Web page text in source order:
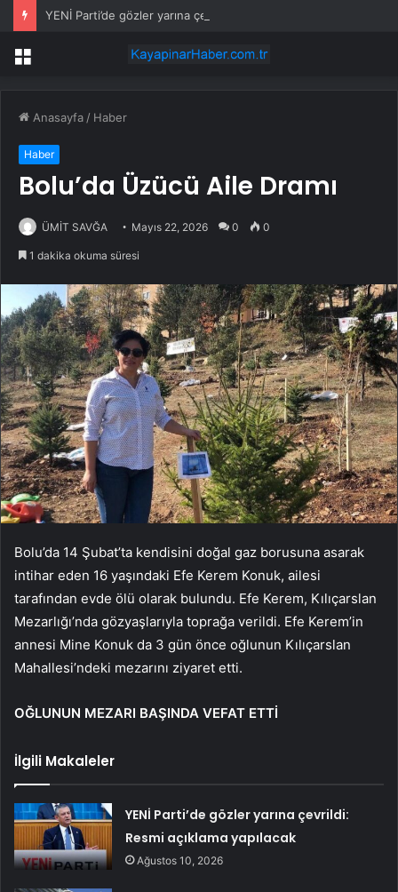
Menü
Anasayfa / Haber
Haber
Bolu’da Üzücü Aile Dramı
ÜMİT SAVĞA Mayıs 22, 2026 0 0
1 dakika okuma süresi
Bolu’da 14 Şubat’ta kendisini doğal gaz borusuna asarak
intihar eden 16 yaşındaki Efe Kerem Konuk, ailesi
tarafından evde ölü olarak bulundu. Efe Kerem, Kılıçarslan
Mezarlığı’nda gözyaşlarıyla toprağa verildi. Efe Kerem’in
annesi Mine Konuk da 3 gün önce oğlunun Kılıçarslan
Mahallesi’ndeki mezarını ziyaret etti.
OĞLUNUN MEZARI BAŞINDA VEFAT ETTİ
İlgili Makaleler
YENİ Parti’de gözler yarına çevrildi:
Resmi açıklama yapılacak
Ağustos 10, 2026